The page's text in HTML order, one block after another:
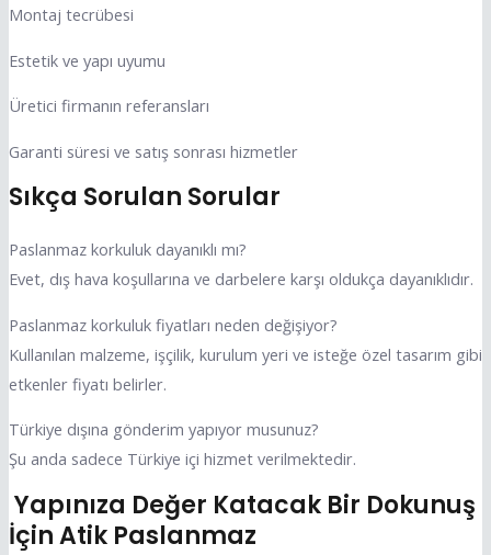
Montaj tecrübesi
Estetik ve yapı uyumu
Üretici firmanın referansları
Garanti süresi ve satış sonrası hizmetler
Sıkça Sorulan Sorular
Paslanmaz korkuluk dayanıklı mı?
Evet, dış hava koşullarına ve darbelere karşı oldukça dayanıklıdır.
Paslanmaz korkuluk fiyatları neden değişiyor?
Kullanılan malzeme, işçilik, kurulum yeri ve isteğe özel tasarım gibi
etkenler fiyatı belirler.
Türkiye dışına gönderim yapıyor musunuz?
Şu anda sadece Türkiye içi hizmet verilmektedir.
Yapınıza Değer Katacak Bir Dokunuş
İçin Atik Paslanmaz